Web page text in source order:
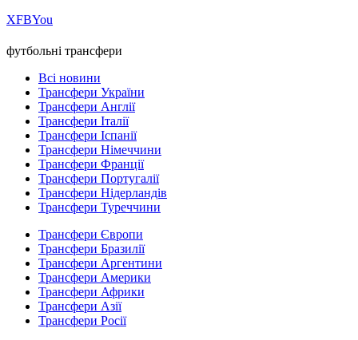
ХFBYou
футбольні трансфери
Всі новини
Трансфери України
Трансфери Англії
Трансфери Італії
Трансфери Іспанії
Трансфери Німеччини
Трансфери Франції
Трансфери Португалії
Трансфери Нідерландів
Трансфери Туреччини
Трансфери Європи
Трансфери Бразилії
Трансфери Аргентини
Трансфери Америки
Трансфери Африки
Трансфери Азії
Трансфери Росії